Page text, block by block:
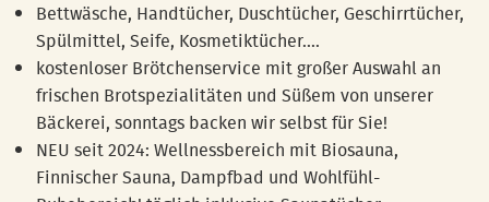
Bettwäsche, Handtücher, Duschtücher, Geschirrtücher,
Spülmittel, Seife, Kosmetiktücher....
kostenloser Brötchenservice mit großer Auswahl an
frischen Brotspezialitäten und Süßem von unserer
Bäckerei, sonntags backen wir selbst für Sie!
NEU seit 2024: Wellnessbereich mit Biosauna,
Finnischer Sauna, Dampfbad und Wohlfühl-